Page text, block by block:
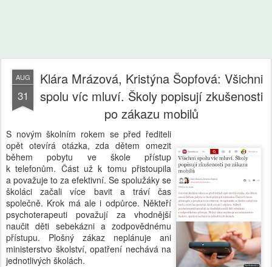
AUG
31
Klára Mrázová, Kristýna Šopfová: Všichni
spolu víc mluví. Školy popisují zkušenosti
po zákazu mobilů
S novým školním rokem se před řediteli
opět otevírá otázka, zda dětem omezit
během pobytu ve škole přístup
k telefonům. Část už k tomu přistoupila
a považuje to za efektivní. Se spolužáky se
školáci začali více bavit a tráví čas
společně. Krok má ale i odpůrce. Někteří
psychoterapeuti považují za vhodnější
naučit děti sebekázni a zodpovědnému
přístupu. Plošný zákaz neplánuje ani
ministerstvo školství, opatření nechává na
jednotlivých školách.